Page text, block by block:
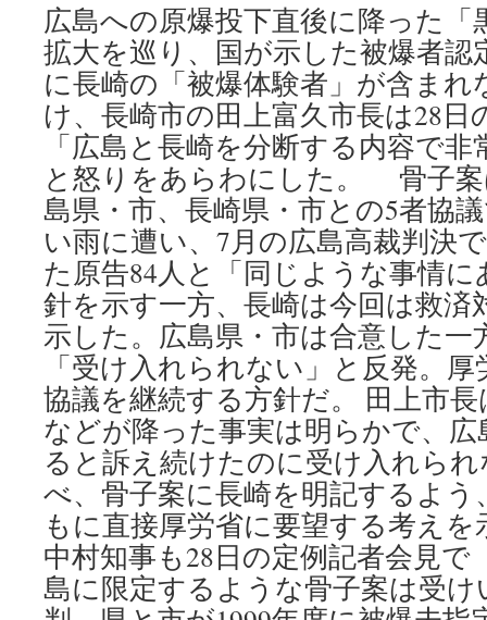
広島への原爆投下直後に降った「
拡大を巡り、国が示した被爆者認
に長崎の「被爆体験者」が含ま
け、長崎市の田上富久市長は28日
「広島と長崎を分断する内容で
と怒りをあらわにした。 骨子案
島県・市、長崎県・市との5者協
い雨に遭い、7月の広島高裁判決
た原告84人と「同じような事情
針を示す一方、長崎は今回は救済
示した。広島県・市は合意した一
「受け入れられない」と反発。
協議を継続する方針だ。 田上市
などが降った事実は明らかで、
ると訴え続けたのに受け入れら
べ、骨子案に長崎を明記するよう
もに直接厚労省に要望する考え
中村知事も28日の定例記者会見で
島に限定するような骨子案は受